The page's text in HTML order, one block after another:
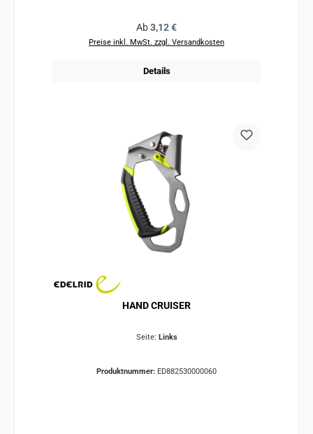
Regulärer Preis:
Ab3,12 €
Preise inkl. MwSt. zzgl. Versandkosten
Details
HAND CRUISER
Seite: Links
Produktnummer: ED882530000060